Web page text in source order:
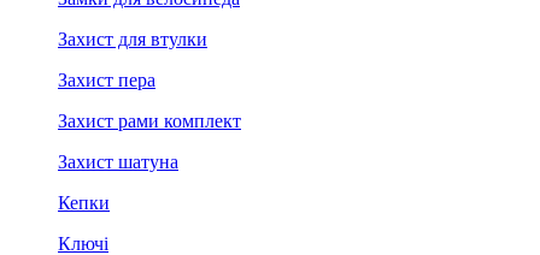
Захист для втулки
Захист пера
Захист рами комплект
Захист шатуна
Кепки
Ключі